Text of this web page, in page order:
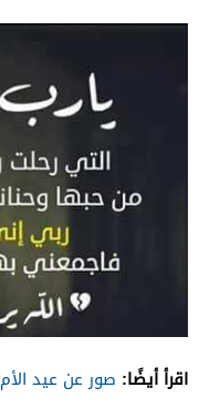
اقرأ أيضًا: صور عن عيد الأم